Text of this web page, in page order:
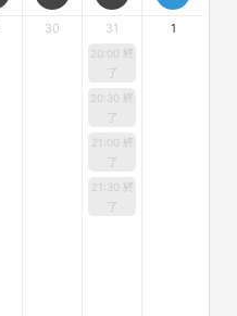
30 31
20:00 終
了
20:30 終
了
21:00 終
了
21:30 終
了
1